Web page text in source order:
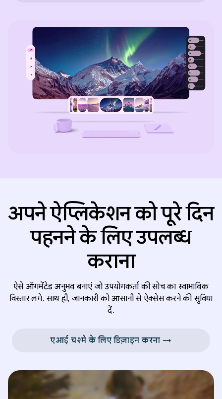
अपने ऐप्लिकेशन को पूरे दिन
पहनने के लिए उपलब्ध
कराना
ऐसे ऑगमेंटेड अनुभव बनाएं जो उपयोगकर्ता की सोच का स्वाभाविक
विस्तार लगे. साथ ही, जानकारी को आसानी से ऐक्सेस करने की सुविधा
दें.
एआई चश्मे के लिए डिज़ाइन करना →